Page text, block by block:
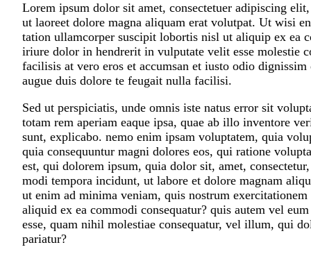
Lorem ipsum dolor sit amet, consectetuer adipiscing
ut laoreet dolore magna aliquam erat volutpat. Ut wisi
tation ullamcorper suscipit lobortis nisl ut aliquip ex ea
iriure dolor in hendrerit in vulputate velit esse molestie
facilisis at vero eros et accumsan et iusto odio
augue duis dolore te feugait nulla facilisi.
Sed ut perspiciatis, unde omnis iste natus error sit
totam rem aperiam eaque ipsa, quae ab illo inventore
sunt, explicabo. nemo enim ipsam voluptatem, quia
quia consequuntur magni dolores eos, qui ratione
est, qui dolorem ipsum, quia dolor sit, amet,
modi tempora incidunt, ut labore et dolore magnam
ut enim ad minima veniam, quis nostrum
aliquid ex ea commodi consequatur? quis autem vel
esse, quam nihil molestiae consequatur, vel illum, qui
pariatur?